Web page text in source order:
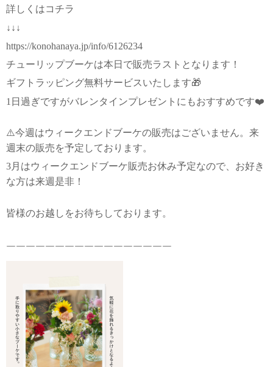
詳しくはコチラ
↓↓↓
https://konohanaya.jp/info/6126234
チューリップブーケは本日で販売ラストとなります！
ギフトラッピング無料サービスいたします🎁
1日過ぎですがバレンタインプレゼントにもおすすめです❤️
⚠️今週はウィークエンドブーケの販売はございません。来
週末の販売を予定しております。
3月はウィークエンドブーケ販売お休み予定なので、お好き
な方は来週是非！
皆様のお越しをお待ちしております。
￣￣￣￣￣￣￣￣￣￣￣￣￣￣￣￣￣